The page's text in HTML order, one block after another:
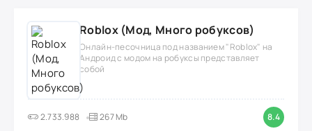
Roblox (Мод, Много робуксов)
Онлайн-песочница под названием "Roblox" на
Андроид с модом на робуксы представляет
собой
2.733.988 267 Mb 8.4